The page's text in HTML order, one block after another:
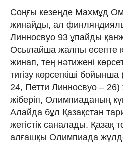
Соңғы кезеңде Махмұд
жинайды, ал
Линносвуо 93 ұпайды
Осылайша жалпы есепте
жинап, тең нәтижені
тигізу көрсеткіші
24, Петти Линносвуо – 26)
жіберіп, Олимпиаданың
Алайда бұл Қазақстан
жетістік саналады. Қазақ
алғашқы Олимпиада